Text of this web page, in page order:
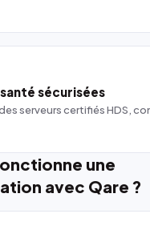
sécurisées
serveurs certifiés HDS,
une
avec Qare ?